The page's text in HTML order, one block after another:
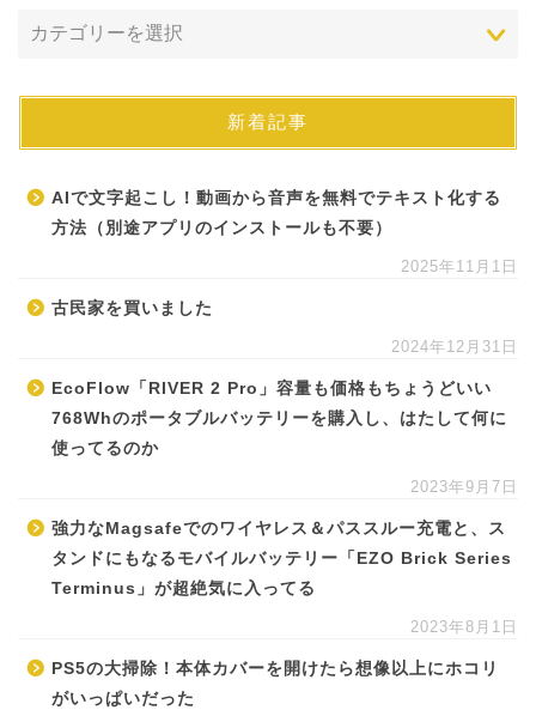
新着記事
AIで文字起こし！動画から音声を無料でテキスト化する
方法（別途アプリのインストールも不要）
2025年11月1日
古民家を買いました
2024年12月31日
EcoFlow「RIVER 2 Pro」容量も価格もちょうどいい
768Whのポータブルバッテリーを購入し、はたして何に
使ってるのか
2023年9月7日
強力なMagsafeでのワイヤレス＆パススルー充電と、ス
タンドにもなるモバイルバッテリー「EZO Brick Series
Terminus」が超絶気に入ってる
2023年8月1日
PS5の大掃除！本体カバーを開けたら想像以上にホコリ
がいっぱいだった